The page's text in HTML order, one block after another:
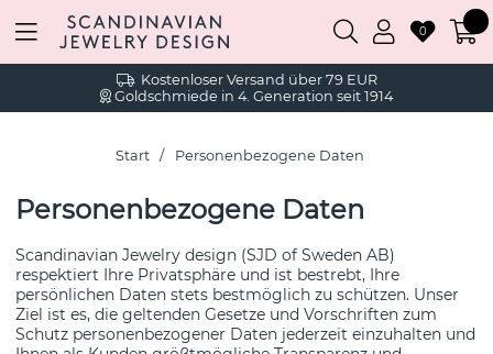
Kostenloser Versand über 79 EUR
Goldschmiede in 4. Generation seit 1914
0
Start Personenbezogene Daten
Personenbezogene Daten
Scandinavian Jewelry design (SJD of Sweden AB)
respektiert Ihre Privatsphäre und ist bestrebt, Ihre
persönlichen Daten stets bestmöglich zu schützen. Unser
Ziel ist es, die geltenden Gesetze und Vorschriften zum
Schutz personenbezogener Daten jederzeit einzuhalten und